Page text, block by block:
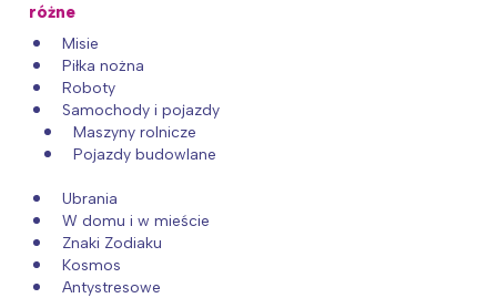
różne
Misie
Piłka nożna
Roboty
Samochody i pojazdy
Maszyny rolnicze
Pojazdy budowlane
Ubrania
W domu i w mieście
Znaki Zodiaku
Kosmos
Antystresowe